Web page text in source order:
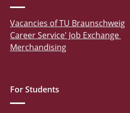
Vacancies of TU Braunschweig
Career Service' Job Exchange
Merchandising
For Students